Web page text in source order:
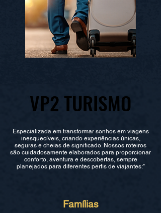
VP2 TURISMO
VP2 TURISMO
Especializada em transformar sonhos em viagens
inesquecíveis, criando experiências únicas,
seguras e cheias de significado. Nossos roteiros
são cuidadosamente elaborados para proporcionar
conforto, aventura e descobertas, sempre
planejados para diferentes perfis de viajantes:"
Famílias